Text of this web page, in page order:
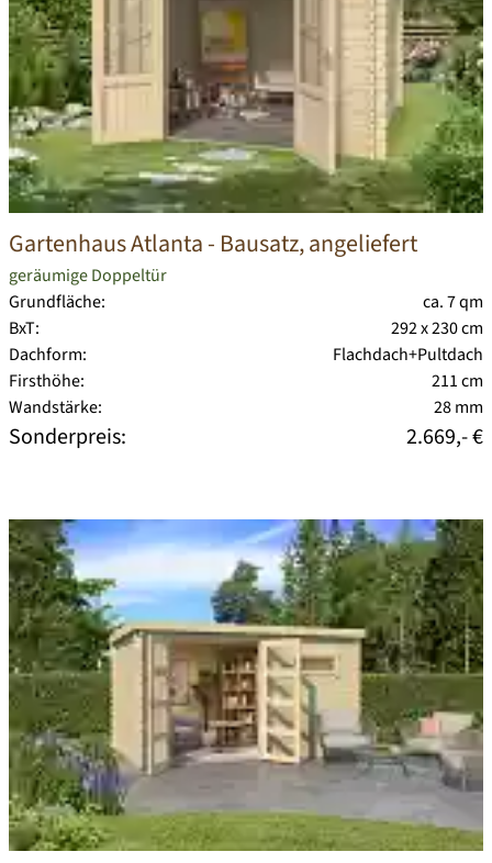
Gartenhaus Atlanta- Bausatz, angeliefert
geräumige Doppeltür
Grundfläche:
ca. 7 qm
BxT:
292 x 230 cm
Dachform:
Flachdach+Pultdach
Firsthöhe:
211 cm
Wandstärke:
28 mm
Sonderpreis: 2.669,- €